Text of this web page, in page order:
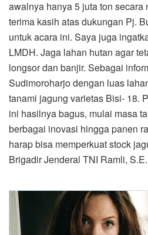
awalnya hanya 5 juta ton secara
terima kasih atas dukungan Pj.
untuk acara ini. Saya juga
LMDH. Jaga lahan hutan agar
longsor dan banjir. Sebagai
Sudimoroharjo dengan luas
tanami jagung varietas Bisi- 18.
ini hasilnya bagus, mulai masa
berbagai inovasi hingga panen
harap bisa memperkuat stock
Brigadir Jenderal TNI Ramli,